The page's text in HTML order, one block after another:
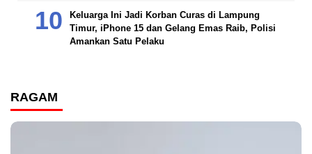
Keluarga Ini Jadi Korban Curas di Lampung
Timur, iPhone 15 dan Gelang Emas Raib, Polisi
Amankan Satu Pelaku
RAGAM